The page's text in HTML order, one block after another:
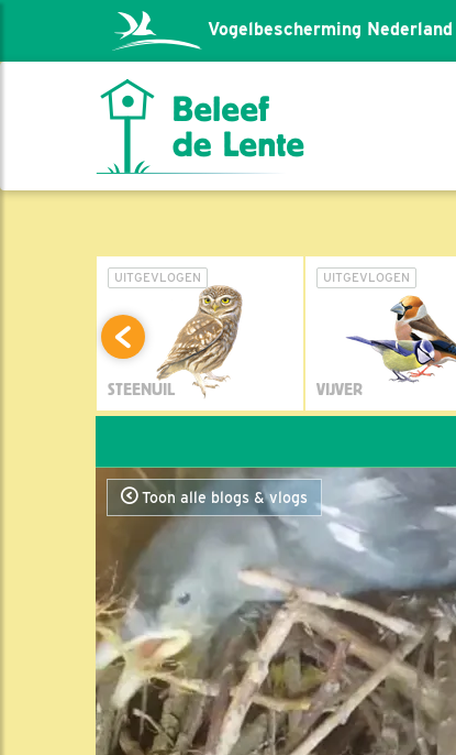
Vogelbescherming Nederland
UITGEVLOGEN
STEENUIL
UITGEVLOGEN
VIJVER
Toon alle blogs & vlogs